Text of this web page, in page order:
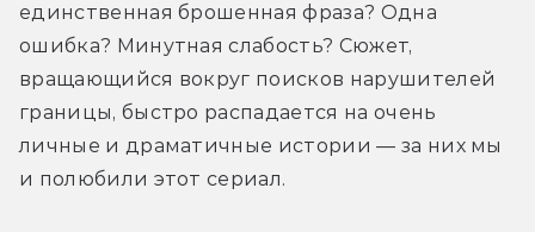
единственная брошенная фраза? Одна
ошибка? Минутная слабость? Сюжет,
вращающийся вокруг поисков нарушителей
границы, быстро распадается на очень
личные и драматичные истории — за них мы
и полюбили этот сериал.